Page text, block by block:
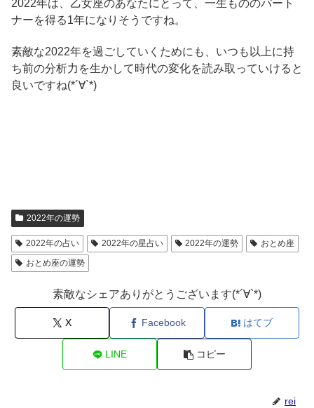
2022年は、乙女座のあなたにとって、一生もののパート
ナーを得る1年になりそうですね。
素敵な2022年を過ごしていくためにも、いつも以上に持
ち前の分析力を生かして時代の変化を読み取っていけると
良いですね(*´∀`*)
2022年の運勢
2022年の占い 2022年の星占い 2022年の運勢
おとめ座
おとめ座の運勢
素敵なシェアありがとうございます(*´∀`*)
X Facebook はてブ
LINE コピー
rei